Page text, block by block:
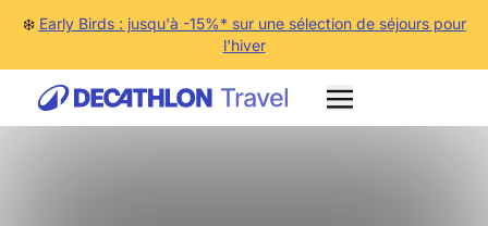
❄️ Early Birds : jusqu'à -15%* sur une sélection de séjours pour
l'hiver